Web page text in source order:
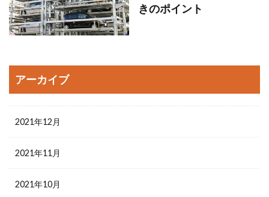
きのポイント
アーカイブ
2021年12月
2021年11月
2021年10月